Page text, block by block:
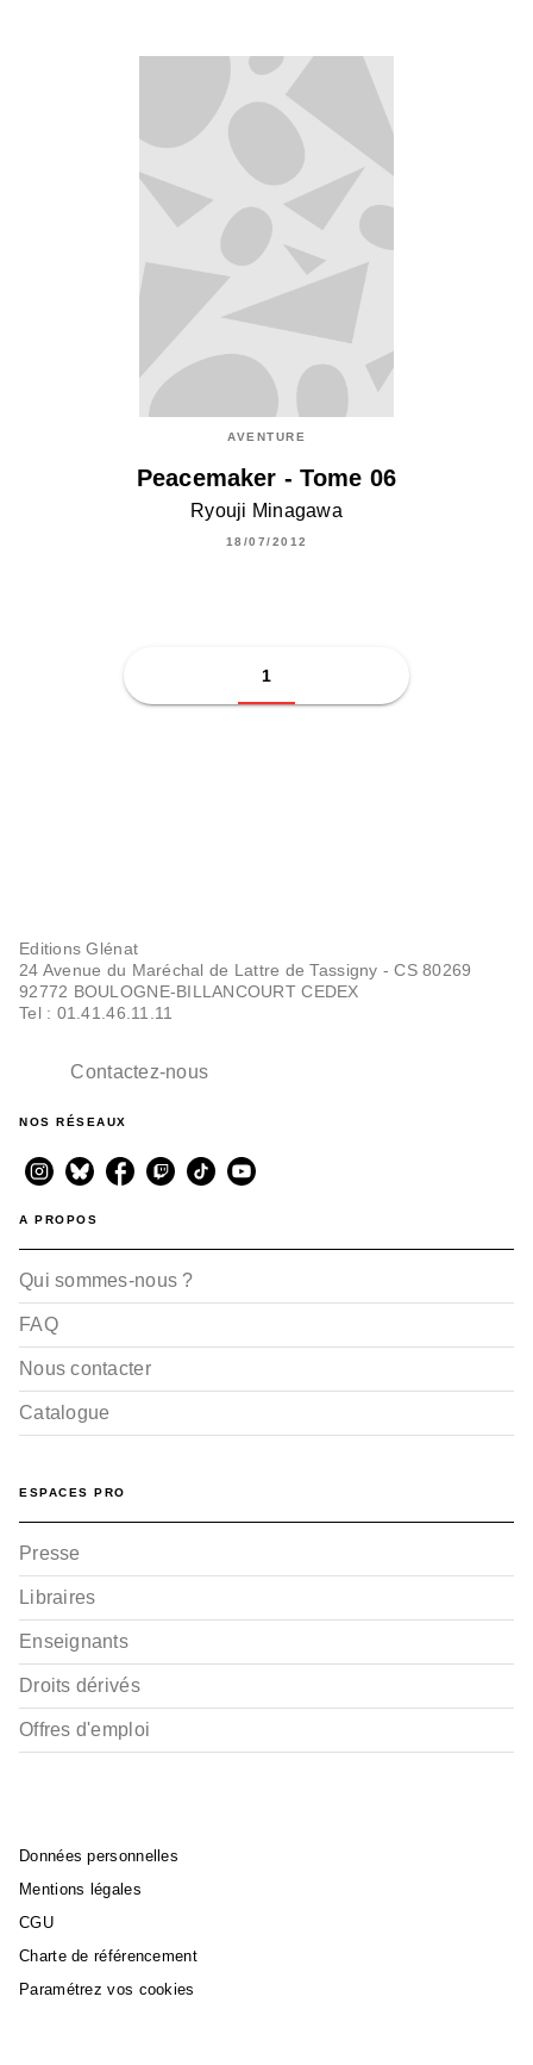
AVENTURE
Peacemaker - Tome 06
Ryouji Minagawa
18/07/2012
1
Editions Glénat
24 Avenue du Maréchal de Lattre de Tassigny - CS 80269
92772 BOULOGNE-BILLANCOURT CEDEX
Tel : 01.41.46.11.11
Contactez-nous
NOS RÉSEAUX
A PROPOS
Qui sommes-nous ?
FAQ
Nous contacter
Catalogue
ESPACES PRO
Presse
Libraires
Enseignants
Droits dérivés
Offres d'emploi
Données personnelles
Mentions légales
CGU
Charte de référencement
Paramétrez vos cookies